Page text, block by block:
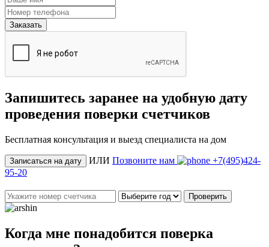
Запишитесь заранее на удобную дату
проведения поверки счетчиков
Бесплатная консультация и выезд специалиста на дом
Записаться на дату ИЛИ Позвоните нам
+7(495)424-
95-20
Проверить
Когда мне понадобится поверка